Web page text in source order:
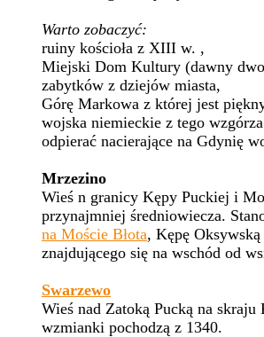
Warto zobaczyć:
ruiny kościoła z XIII w. ,
Miejski Dom Kultury (dawny
zabytków z dziejów miasta,
Górę Markowa z której jest
wojska niemieckie z tego
odpierać nacierające na Gdynię
Mrzezino
Wieś n granicy Kępy Puckiej i
przynajmniej średniowiecza.
na Moście Błota, Kępę
znajdującego się na wschód od
Swarzewo
Wieś nad Zatoką Pucką na
wzmianki pochodzą z 1340.